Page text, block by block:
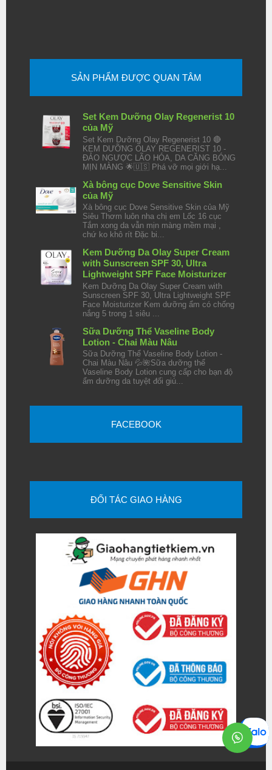
SẢN PHẨM ĐƯỢC QUAN TÂM
Set Kem Dưỡng Olay Regenerist 10
của Mỹ
Set Kem Dưỡng Olay Regenerist 10 🔴
KEM DƯỠNG OLAY REGENERIST 10 -
ĐẢO NGƯỢC LÃO HÓA, DA CĂNG BÓNG
MỊN MÀNG 🌟🇺🇸 Phá vỡ mọi giới hạ...
Xà bông cục Dove Sensitive Skin
của Mỹ
Xà bông cục Dove Sensitive Skin của Mỹ
Siêu Thơm luôn nha chị em Lốc 16 cục
Tắm xong da vẫn mịn màng mềm mại ,
chứ ko khô rít Đặc bi...
Kem Dưỡng Da Olay Super Cream
with Sunscreen SPF 30, Ultra
Lightweight SPF Face Moisturizer
Kem Dưỡng Da Olay Super Cream with
Sunscreen SPF 30, Ultra Lightweight SPF
Face Moisturizer Kem dưỡng ẩm có chống
nắng 5 trong 1 siêu ...
Sữa Dưỡng Thể Vaseline Body
Lotion - Chai Màu Nâu
Sữa Dưỡng Thể Vaseline Body Lotion -
Chai Màu Nâu 💦🌺Sữa dưỡng thể
Vaseline Body Lotion cung cấp cho bạn độ
ẩm dưỡng da tuyệt đối giú...
FACEBOOK
ĐỐI TÁC GIAO HÀNG